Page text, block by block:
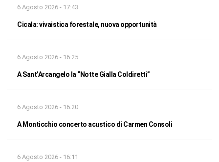
6 Agosto 2026 - 17:43
Cicala: vivaistica forestale, nuova opportunità
6 Agosto 2026 - 16:25
A Sant’Arcangelo la “Notte Gialla Coldiretti”
6 Agosto 2026 - 16:20
A Monticchio concerto acustico di Carmen Consoli
6 Agosto 2026 - 16:11